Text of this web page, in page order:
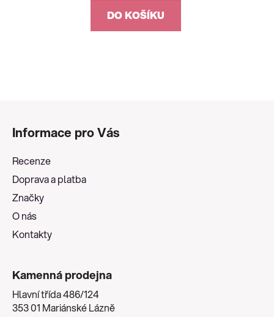
DO KOŠÍKU
Informace pro Vás
Recenze
Doprava a platba
Značky
O nás
Kontakty
Kamenná prodejna
Hlavní třída 486/124
353 01 Mariánské Lázně